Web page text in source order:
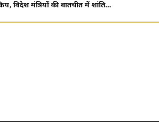
विदेश मंत्रियों की बातचीत में शांति...